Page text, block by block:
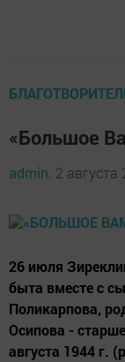
«Большое
admin, 2 августа
26 июля
быта вместе с
Поликарпова,
Осипова -
августа 1944 г.